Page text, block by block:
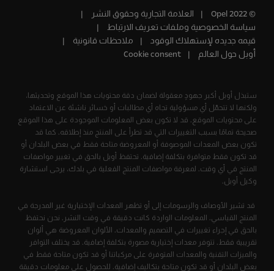
© Opel 2022
العلامة التجارية وحقوق النشر
سياسة الخصوصية وملفات تعريف الارتباط
قيمه جديده لإستهلاك الوقود
ملاحظات قانونية
أوبل حول العالم
Cookie consent
ستبذل أوبل أكبر جهودٍ معقولة لضمان دقة محتويات هذا الموقع وتحديثها،
ولكنها لا تتحمّل أي مسؤولية تجاه أي مطالبات أو خسائر ناشئة عن الاعتماد
على محتويات الموقع. قد لا تكون بعض المعلومات الموجودة على هذا الموقع
صحيحة تمامًا بسبب التغييرات التي قد تطرأ على المنتج منذ إطلاقه. كما قد
تكون بعض المعدات الموصوفة أو المعروضة متاحة فقط في بعض البلدان أو
قد تكون فقط متوافرة بتكلفة إضافية. تحتفظ أوبل بالحق في تغيير مواصفات
المنتج في أي وقت. لمعرفة مواصفات المنتج الفعلية في بلدك، يرجى استشارة
وكيل أوبل.
قد تشير الأوصاف والرسومات إلى أو تظهر المعدات الإختيارية غير المدرجة في
المنتج القياسي. المعلومات الواردة كانت دقيقة في وقت النشر. نحن نحتفظ
بالحق في إجراء تغييرات في التصميم والمعدات. الألوان المعروضة هي ألوان
تقريبية فقط. تتوفر معدات إختيارية مصورة بتكلفة إضافية. قد يختلف التوافر
والميزات التقنية والمعدات المتوفرة على مركباتنا أو قد تكون متاحة فقط في
بعض البلدان أو قد تكون متاحة بتكاليف إضافية. للحصول على معلومات دقيقة